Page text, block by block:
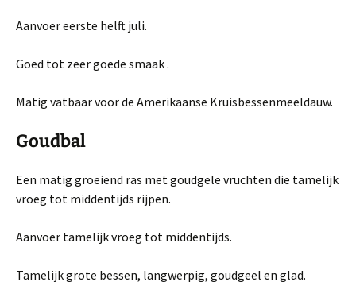
Aanvoer eerste helft juli.
Goed tot zeer goede smaak .
Matig vatbaar voor de Amerikaanse Kruisbessenmeeldauw.
Goudbal
Een matig groeiend ras met goudgele vruchten die tamelijk
vroeg tot midden­tijds rijpen.
Aanvoer tamelijk vroeg tot middentijds.
Tamelijk grote bessen, langwerpig, goudgeel en glad.